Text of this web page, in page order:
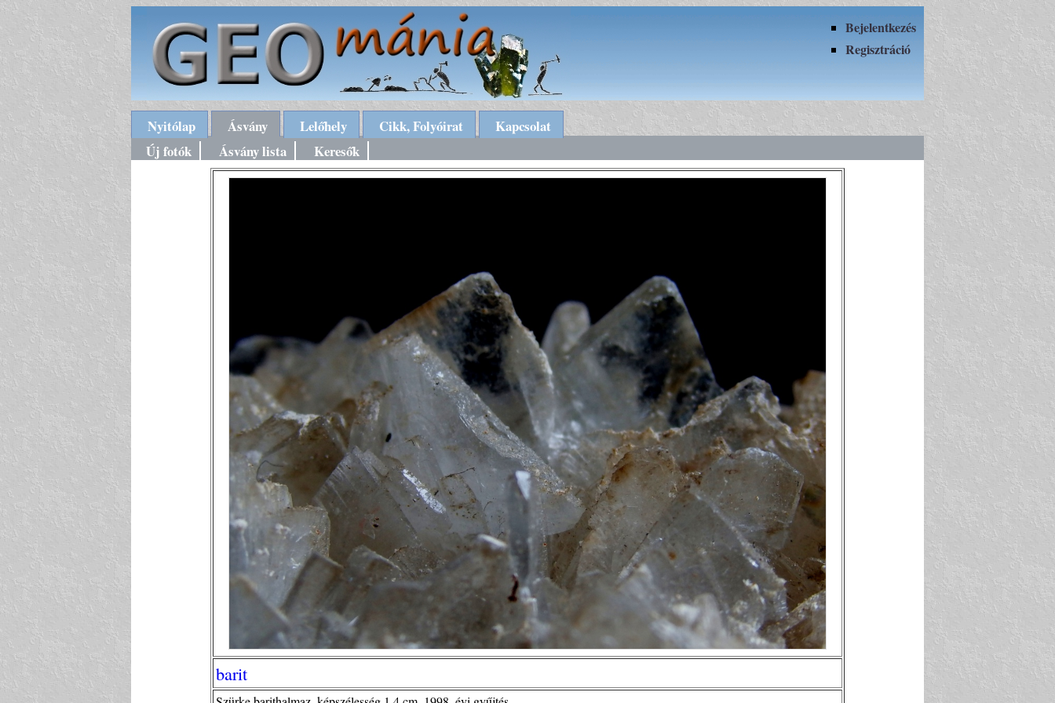
Bejelentkezés
Regisztráció
Nyitólap Ásvány Lelőhely Cikk, Folyóirat
Kapcsolat
Új fotók
Ásvány lista Keresők
barit